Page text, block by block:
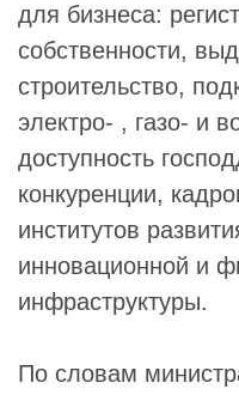
для бизнеса:
собственности,
строительство,
электро- , газо- и
доступность
конкуренции,
институтов
инновационной и
инфраструктуры.
По словам